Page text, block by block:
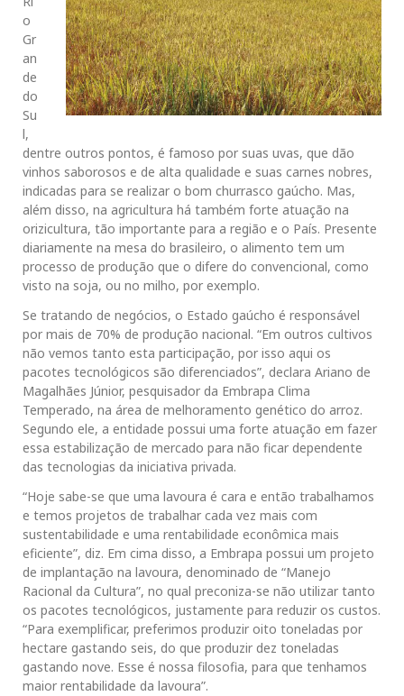
o
Gr
an
de
do
Su
l,
dentre outros pontos, é famoso por suas uvas, que dão
vinhos saborosos e de alta qualidade e suas carnes nobres,
indicadas para se realizar o bom churrasco gaúcho. Mas,
além disso, na agricultura há também forte atuação na
orizicultura, tão importante para a região e o País. Presente
diariamente na mesa do brasileiro, o alimento tem um
processo de produção que o difere do convencional, como
visto na soja, ou no milho, por exemplo.
Se tratando de negócios, o Estado gaúcho é responsável
por mais de 70% de produção nacional. “Em outros cultivos
não vemos tanto esta participação, por isso aqui os
pacotes tecnológicos são diferenciados”, declara Ariano de
Magalhães Júnior, pesquisador da Embrapa Clima
Temperado, na área de melhoramento genético do arroz.
Segundo ele, a entidade possui uma forte atuação em fazer
essa estabilização de mercado para não ficar dependente
das tecnologias da iniciativa privada.
“Hoje sabe-se que uma lavoura é cara e então trabalhamos
e temos projetos de trabalhar cada vez mais com
sustentabilidade e uma rentabilidade econômica mais
eficiente”, diz. Em cima disso, a Embrapa possui um projeto
de implantação na lavoura, denominado de “Manejo
Racional da Cultura”, no qual preconiza-se não utilizar tanto
os pacotes tecnológicos, justamente para reduzir os custos.
“Para exemplificar, preferimos produzir oito toneladas por
hectare gastando seis, do que produzir dez toneladas
gastando nove. Esse é nossa filosofia, para que tenhamos
maior rentabilidade da lavoura”.